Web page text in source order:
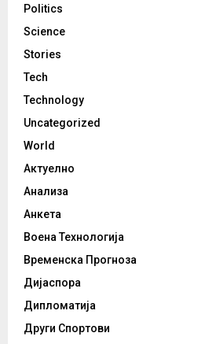
Politics
Science
Stories
Tech
Technology
Uncategorized
World
Актуелно
Анализа
Анкета
Воена Технологија
Временска Прогноза
Дијаспора
Дипломатија
Други Спортови